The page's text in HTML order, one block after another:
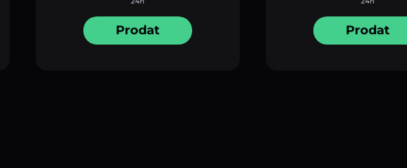
Prodat Prodat